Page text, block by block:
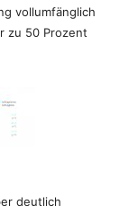
vollumfänglich
zu 50 Prozent
deutlich